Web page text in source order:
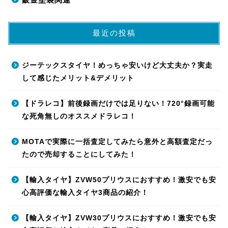
最近の投稿
ジーテックスタイヤ！めっちゃ安いけど大丈夫か？実走
して感じたメリット&デメリット
【ドラレコ】前後録画だけでは足りない！720°録画可能
な死角無しのオススメドラレコ！
MOTAで実際に一括査定してみたら意外と高額査定だっ
たので売却することにしてみた！
【輸入タイヤ】ZVW50プリウスにおすすめ！激安でも安
心高評価な輸入タイヤ3商品の紹介！
【輸入タイヤ】ZVW30プリウスにおすすめ！激安でも安